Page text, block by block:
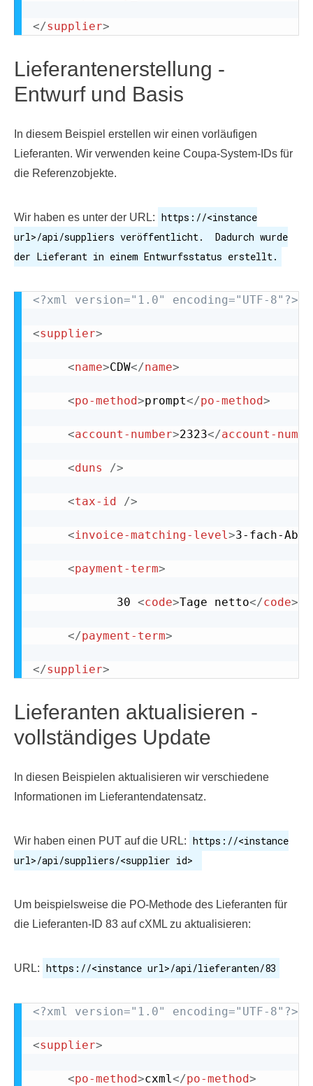
</supplier>
Lieferantenerstellung -
Entwurf und Basis
In diesem Beispiel erstellen wir einen vorläufigen
Lieferanten. Wir verwenden keine Coupa-System-IDs für
die Referenzobjekte.
Wir haben es unter der URL: https://<instance
url>/api/suppliers veröffentlicht. Dadurch wurde
der Lieferant in einem Entwurfsstatus erstellt.
<?xml version="1.0" encoding="UTF-8"?>
<supplier>
<name>CDW</name>
<po-method>prompt</po-method>
<account-number>2323</account-
<duns />
<tax-id />
<invoice-matching-level>3-fach-
<payment-term>
			30
<code>Tage netto</code>
</payment-term>
</supplier>
Lieferanten aktualisieren -
vollständiges Update
In diesen Beispielen aktualisieren wir verschiedene
Informationen im Lieferantendatensatz.
Wir haben einen PUT auf die URL: https://<instance
url>/api/suppliers/<supplier id>
Um beispielsweise die PO-Methode des Lieferanten für
die Lieferanten-ID 83 auf cXML zu aktualisieren:
URL: https://<instance url>/api/lieferanten/83
<?xml version="1.0" encoding="UTF-8"?>
<supplier>
<po-method>cxml</po-method>